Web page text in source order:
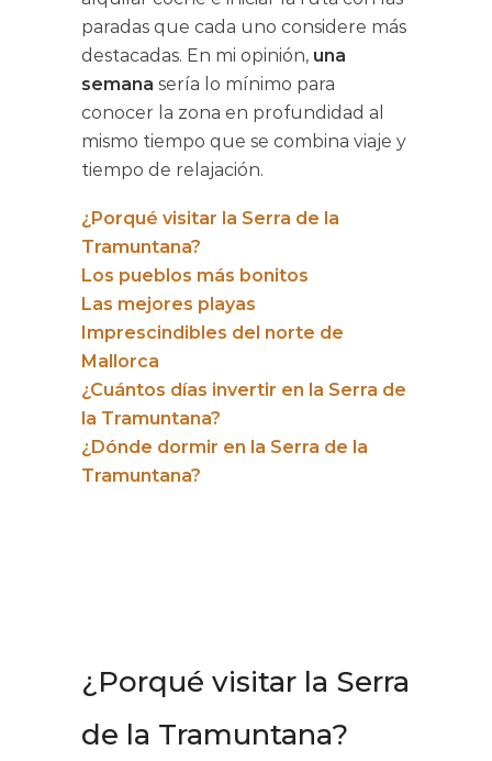
paradas que cada uno considere más
destacadas. En mi opinión, una
semana sería lo mínimo para
conocer la zona en profundidad al
mismo tiempo que se combina viaje y
tiempo de relajación.
¿Porqué visitar la Serra de la
Tramuntana?
Los pueblos más bonitos
Las mejores playas
Imprescindibles del norte de
Mallorca
¿Cuántos días invertir en la Serra de
la Tramuntana?
¿Dónde dormir en la Serra de la
Tramuntana?
¿Porqué visitar la Serra
de la Tramuntana?